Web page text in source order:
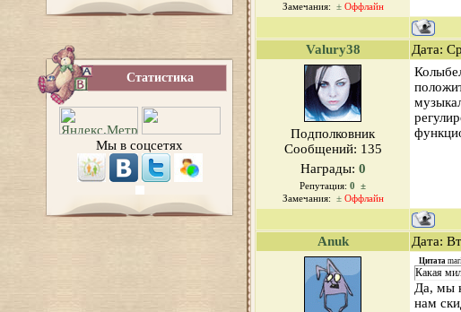
Статистика
Мы в соцсетях
Замечания:
± Оффлайн
Valury38 Дата:
Подполковник
Сообщений: 135
Награды: 0
Репутация: 0
±
Замечания:
± Оффлайн
Anuk Дата:
Цитата
Какая
Да, мы
нам